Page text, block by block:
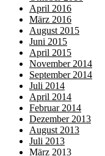
April 2016
März 2016
August 2015
Juni 2015
April 2015
November 2014
September 2014
Juli 2014
April 2014
Februar 2014
Dezember 2013
August 2013
Juli 2013
März 2013